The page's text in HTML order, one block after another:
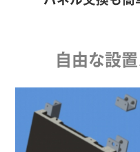
自由な設